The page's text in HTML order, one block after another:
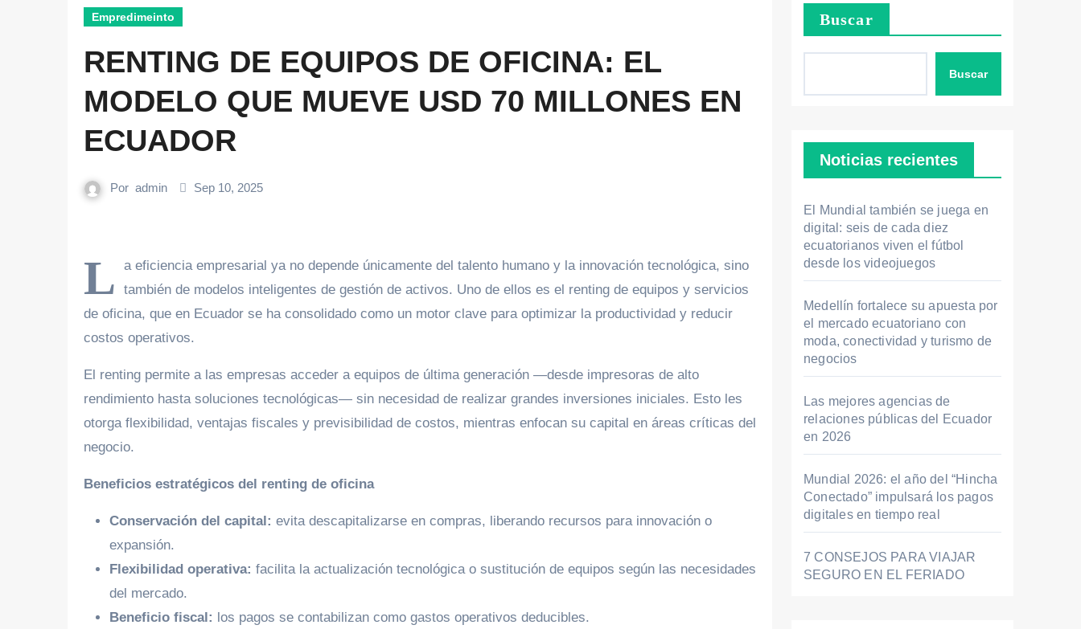
Empredimeinto
RENTING DE EQUIPOS DE OFICINA: EL
MODELO QUE MUEVE USD 70 MILLONES EN
ECUADOR
Por admin Sep 10, 2025
L
a eficiencia empresarial ya no depende únicamente del talento humano y la innovación tecnológica, sino
también de modelos inteligentes de gestión de activos. Uno de ellos es el renting de equipos y servicios
de oficina, que en Ecuador se ha consolidado como un motor clave para optimizar la productividad y reducir
costos operativos.
El renting permite a las empresas acceder a equipos de última generación —desde impresoras de alto
rendimiento hasta soluciones tecnológicas— sin necesidad de realizar grandes inversiones iniciales. Esto les
otorga flexibilidad, ventajas fiscales y previsibilidad de costos, mientras enfocan su capital en áreas críticas del
negocio.
Beneficios estratégicos del renting de oficina
Conservación del capital: evita descapitalizarse en compras, liberando recursos para innovación o
expansión.
Flexibilidad operativa: facilita la actualización tecnológica o sustitución de equipos según las necesidades
del mercado.
Beneficio fiscal: los pagos se contabilizan como gastos operativos deducibles.
Buscar
Buscar
Noticias recientes
El Mundial también se juega en
digital: seis de cada diez
ecuatorianos viven el fútbol
desde los videojuegos
Medellín fortalece su apuesta por
el mercado ecuatoriano con
moda, conectividad y turismo de
negocios
Las mejores agencias de
relaciones públicas del Ecuador
en 2026
Mundial 2026: el año del “Hincha
Conectado” impulsará los pagos
digitales en tiempo real
7 CONSEJOS PARA VIAJAR
SEGURO EN EL FERIADO